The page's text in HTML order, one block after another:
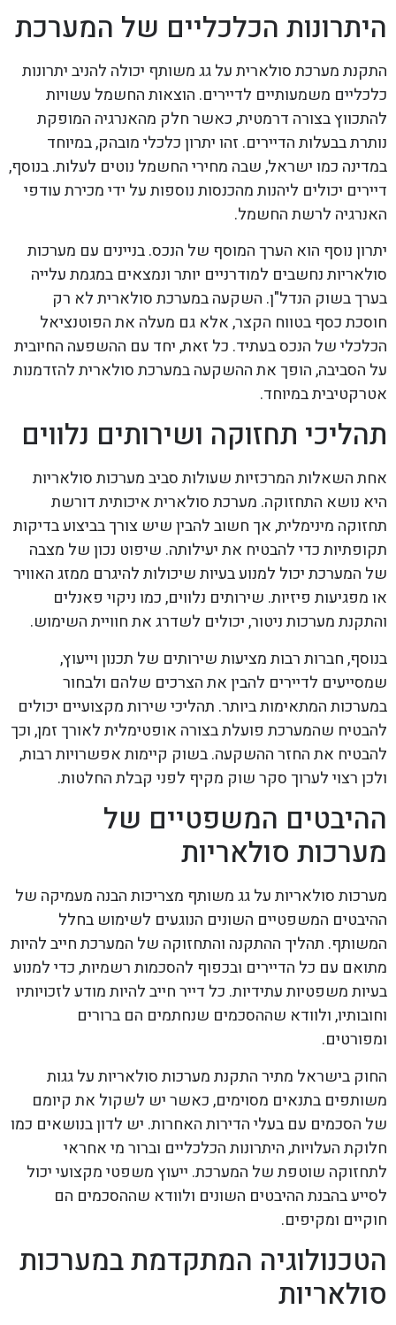
היתרונות הכלכליים של המערכת
התקנת מערכת סולארית על גג משותף יכולה להניב יתרונות
כלכליים משמעותיים לדיירים. הוצאות החשמל עשויות
להתכווץ בצורה דרמטית, כאשר חלק מהאנרגיה המופקת
נותרת בבעלות הדיירים. זהו יתרון כלכלי מובהק, במיוחד
במדינה כמו ישראל, שבה מחירי החשמל נוטים לעלות. בנוסף,
דיירים יכולים ליהנות מהכנסות נוספות על ידי מכירת עודפי
האנרגיה לרשת החשמל.
יתרון נוסף הוא הערך המוסף של הנכס. בניינים עם מערכות
סולאריות נחשבים למודרניים יותר ונמצאים במגמת עלייה
בערך בשוק הנדל"ן. השקעה במערכת סולארית לא רק
חוסכת כסף בטווח הקצר, אלא גם מעלה את הפוטנציאל
הכלכלי של הנכס בעתיד. כל זאת, יחד עם ההשפעה החיובית
על הסביבה, הופך את ההשקעה במערכת סולארית להזדמנות
אטרקטיבית במיוחד.
תהליכי תחזוקה ושירותים נלווים
אחת השאלות המרכזיות שעולות סביב מערכות סולאריות
היא נושא התחזוקה. מערכת סולארית איכותית דורשת
תחזוקה מינימלית, אך חשוב להבין שיש צורך בביצוע בדיקות
תקופתיות כדי להבטיח את יעילותה. שיפוט נכון של מצבה
של המערכת יכול למנוע בעיות שיכולות להיגרם ממזג האוויר
או מפגיעות פיזיות. שירותים נלווים, כמו ניקוי פאנלים
והתקנת מערכות ניטור, יכולים לשדרג את חוויית השימוש.
בנוסף, חברות רבות מציעות שירותים של תכנון וייעוץ,
שמסייעים לדיירים להבין את הצרכים שלהם ולבחור
במערכות המתאימות ביותר. תהליכי שירות מקצועיים יכולים
להבטיח שהמערכת פועלת בצורה אופטימלית לאורך זמן, וכך
להבטיח את החזר ההשקעה. בשוק קיימות אפשרויות רבות,
ולכן רצוי לערוך סקר שוק מקיף לפני קבלת החלטות.
ההיבטים המשפטיים של
מערכות סולאריות
מערכות סולאריות על גג משותף מצריכות הבנה מעמיקה של
ההיבטים המשפטיים השונים הנוגעים לשימוש בחלל
המשותף. תהליך ההתקנה והתחזוקה של המערכת חייב להיות
מתואם עם כל הדיירים ובכפוף להסכמות רשמיות, כדי למנוע
בעיות משפטיות עתידיות. כל דייר חייב להיות מודע לזכויותיו
וחובותיו, ולוודא שההסכמים שנחתמים הם ברורים
ומפורטים.
החוק בישראל מתיר התקנת מערכות סולאריות על גגות
משותפים בתנאים מסוימים, כאשר יש לשקול את קיומם
של הסכמים עם בעלי הדירות האחרות. יש לדון בנושאים כמו
חלוקת העלויות, היתרונות הכלכליים וברור מי אחראי
לתחזוקה שוטפת של המערכת. ייעוץ משפטי מקצועי יכול
לסייע בהבנת ההיבטים השונים ולוודא שההסכמים הם
חוקיים ומקיפים.
הטכנולוגיה המתקדמת במערכות
סולאריות